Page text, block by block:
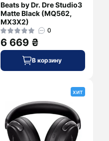
Beats by Dr. Dre Studio3
Matte Black (MQ562,
MX3X2)
0
6 669 ₴
В корзину
хит